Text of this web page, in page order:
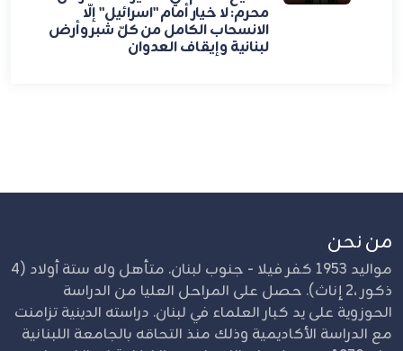
محرم: لا خيار أمام "اسرائيل" إلّا
الانسحاب الكامل من كلّ شبر وأرض
لبنانية وإيقاف العدوان
من نحن
مواليد 1953 كفر فيلا - جنوب لبنان. متأهل وله ستة أولاد (4
ذكور ،2 إناث). حصل على المراحل العليا من الدراسة
الحوزوية على يد كبار العلماء في لبنان. دراسته الدينية تزامنت
مع الدراسة الأكاديمية وذلك منذ التحاقه بالجامعة اللبنانية